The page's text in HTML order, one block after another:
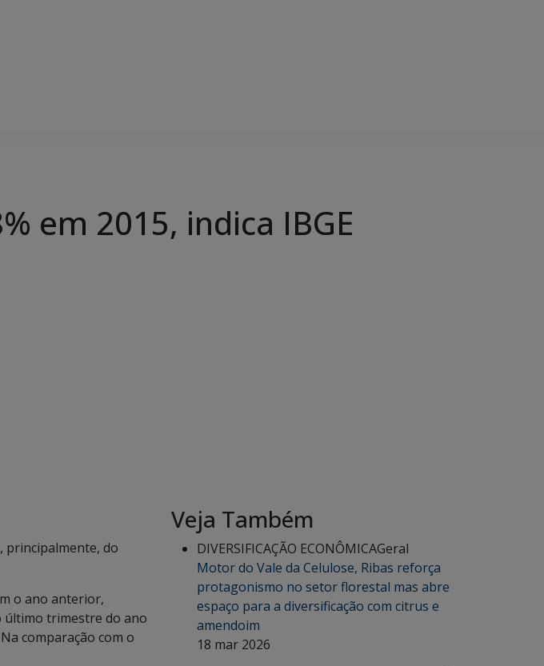
em 2015, indica IBGE
principalmente, do
o ano anterior,
último trimestre do ano
comparação com o
Veja Também
DIVERSIFICAÇÃO ECONÔMICAGeral
Motor do Vale da Celulose, Ribas reforça
protagonismo no setor florestal mas abre
espaço para a diversificação com citrus e
amendoim
18 mar 2026